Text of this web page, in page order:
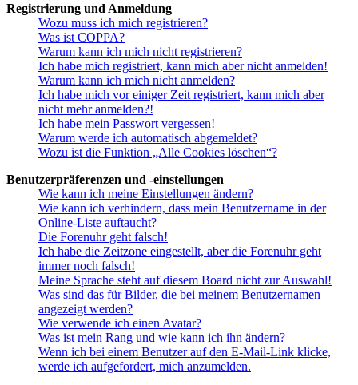
Registrierung und Anmeldung
Wozu muss ich mich registrieren?
Was ist COPPA?
Warum kann ich mich nicht registrieren?
Ich habe mich registriert, kann mich aber nicht anmelden!
Warum kann ich mich nicht anmelden?
Ich habe mich vor einiger Zeit registriert, kann mich aber
nicht mehr anmelden?!
Ich habe mein Passwort vergessen!
Warum werde ich automatisch abgemeldet?
Wozu ist die Funktion „Alle Cookies löschen“?
Benutzerpräferenzen und -einstellungen
Wie kann ich meine Einstellungen ändern?
Wie kann ich verhindern, dass mein Benutzername in der
Online-Liste auftaucht?
Die Forenuhr geht falsch!
Ich habe die Zeitzone eingestellt, aber die Forenuhr geht
immer noch falsch!
Meine Sprache steht auf diesem Board nicht zur Auswahl!
Was sind das für Bilder, die bei meinem Benutzernamen
angezeigt werden?
Wie verwende ich einen Avatar?
Was ist mein Rang und wie kann ich ihn ändern?
Wenn ich bei einem Benutzer auf den E-Mail-Link klicke,
werde ich aufgefordert, mich anzumelden.